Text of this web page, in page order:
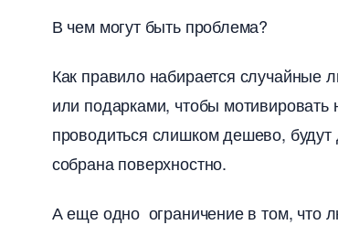
чем могут быть проблема?
Как правило набирается случайные
или подарками, чтобы мотивировать
проводиться слишком дешево,
собрана поверхностно.
А еще одно ограничение в том, что